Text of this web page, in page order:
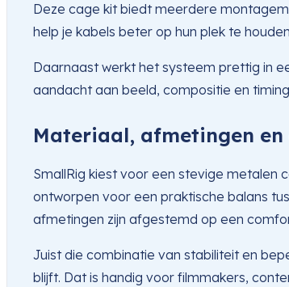
Deze cage kit biedt meerdere
help je kabels beter op hun plek te
Daarnaast werkt het systeem prettig in
aandacht aan beeld, compositie en
Materiaal, afmetingen
SmallRig kiest voor een stevige metalen
ontworpen voor een praktische balans
afmetingen zijn afgestemd op een
Juist die combinatie van stabiliteit en
blijft. Dat is handig voor filmmakers,